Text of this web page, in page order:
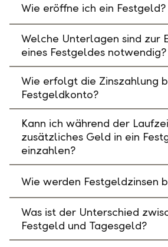
Wie eröffne ich ein Festgeld?
Welche Unterlagen sind zur
eines Festgeldes notwendig?
Wie erfolgt die Zinszahlung
Festgeldkonto?
Kann ich während der
zusätzliches Geld in ein
einzahlen?
Wie werden Festgeldzinsen
Was ist der Unterschied
Festgeld und Tagesgeld?